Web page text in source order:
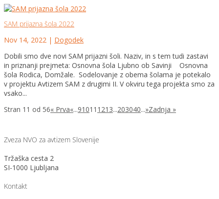
SAM prijazna šola 2022
Nov 14, 2022 | Dogodek
Dobili smo dve novi SAM prijazni šoli. Naziv, in s tem tudi zastavi
in priznanji prejmeta: Osnovna šola Ljubno ob Savinji Osnovna
šola Rodica, Domžale. Sodelovanje z obema šolama je potekalo
v projektu Avtizem SAM z drugimi II. V okviru tega projekta smo za
vsako...
Stran 11 od 56« Prva«...91011 1213...203040...»Zadnja »
Zveza NVO za avtizem Slovenije
Tržaška cesta 2
SI-1000 Ljubljana
Kontakt